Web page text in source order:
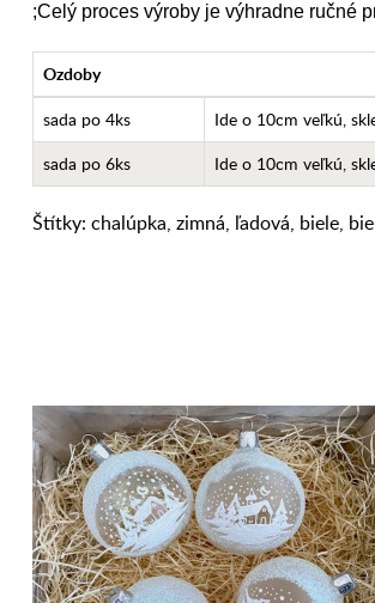
;Celý proces výroby je výhradne ručné
Ozdoby
sada po 4ks
Ide o 10cm veľkú,
sada po 6ks
Ide o 10cm veľkú,
Štítky: chalúpka, zimná, ľadová, biele,